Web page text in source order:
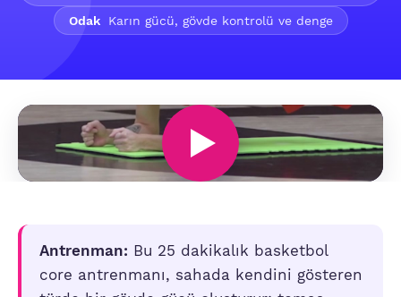
Odak
Karın gücü, gövde kontrolü ve denge
Antrenman: Bu 25 dakikalık basketbol
core antrenmanı, sahada kendini gösteren